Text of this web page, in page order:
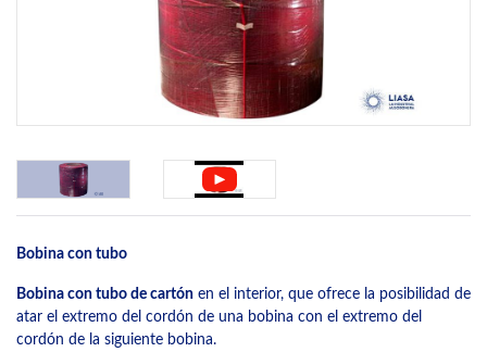
Bobina con tubo
Bobina con tubo de cartón en el interior, que ofrece la posibilidad de
atar el extremo del cordón de una bobina con el extremo del
cordón de la siguiente bobina.